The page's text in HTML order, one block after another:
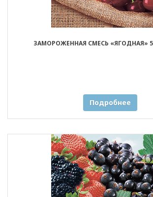
ЗАМОРОЖЕННАЯ СМЕСЬ «ЯГОДНАЯ»
Подробнее